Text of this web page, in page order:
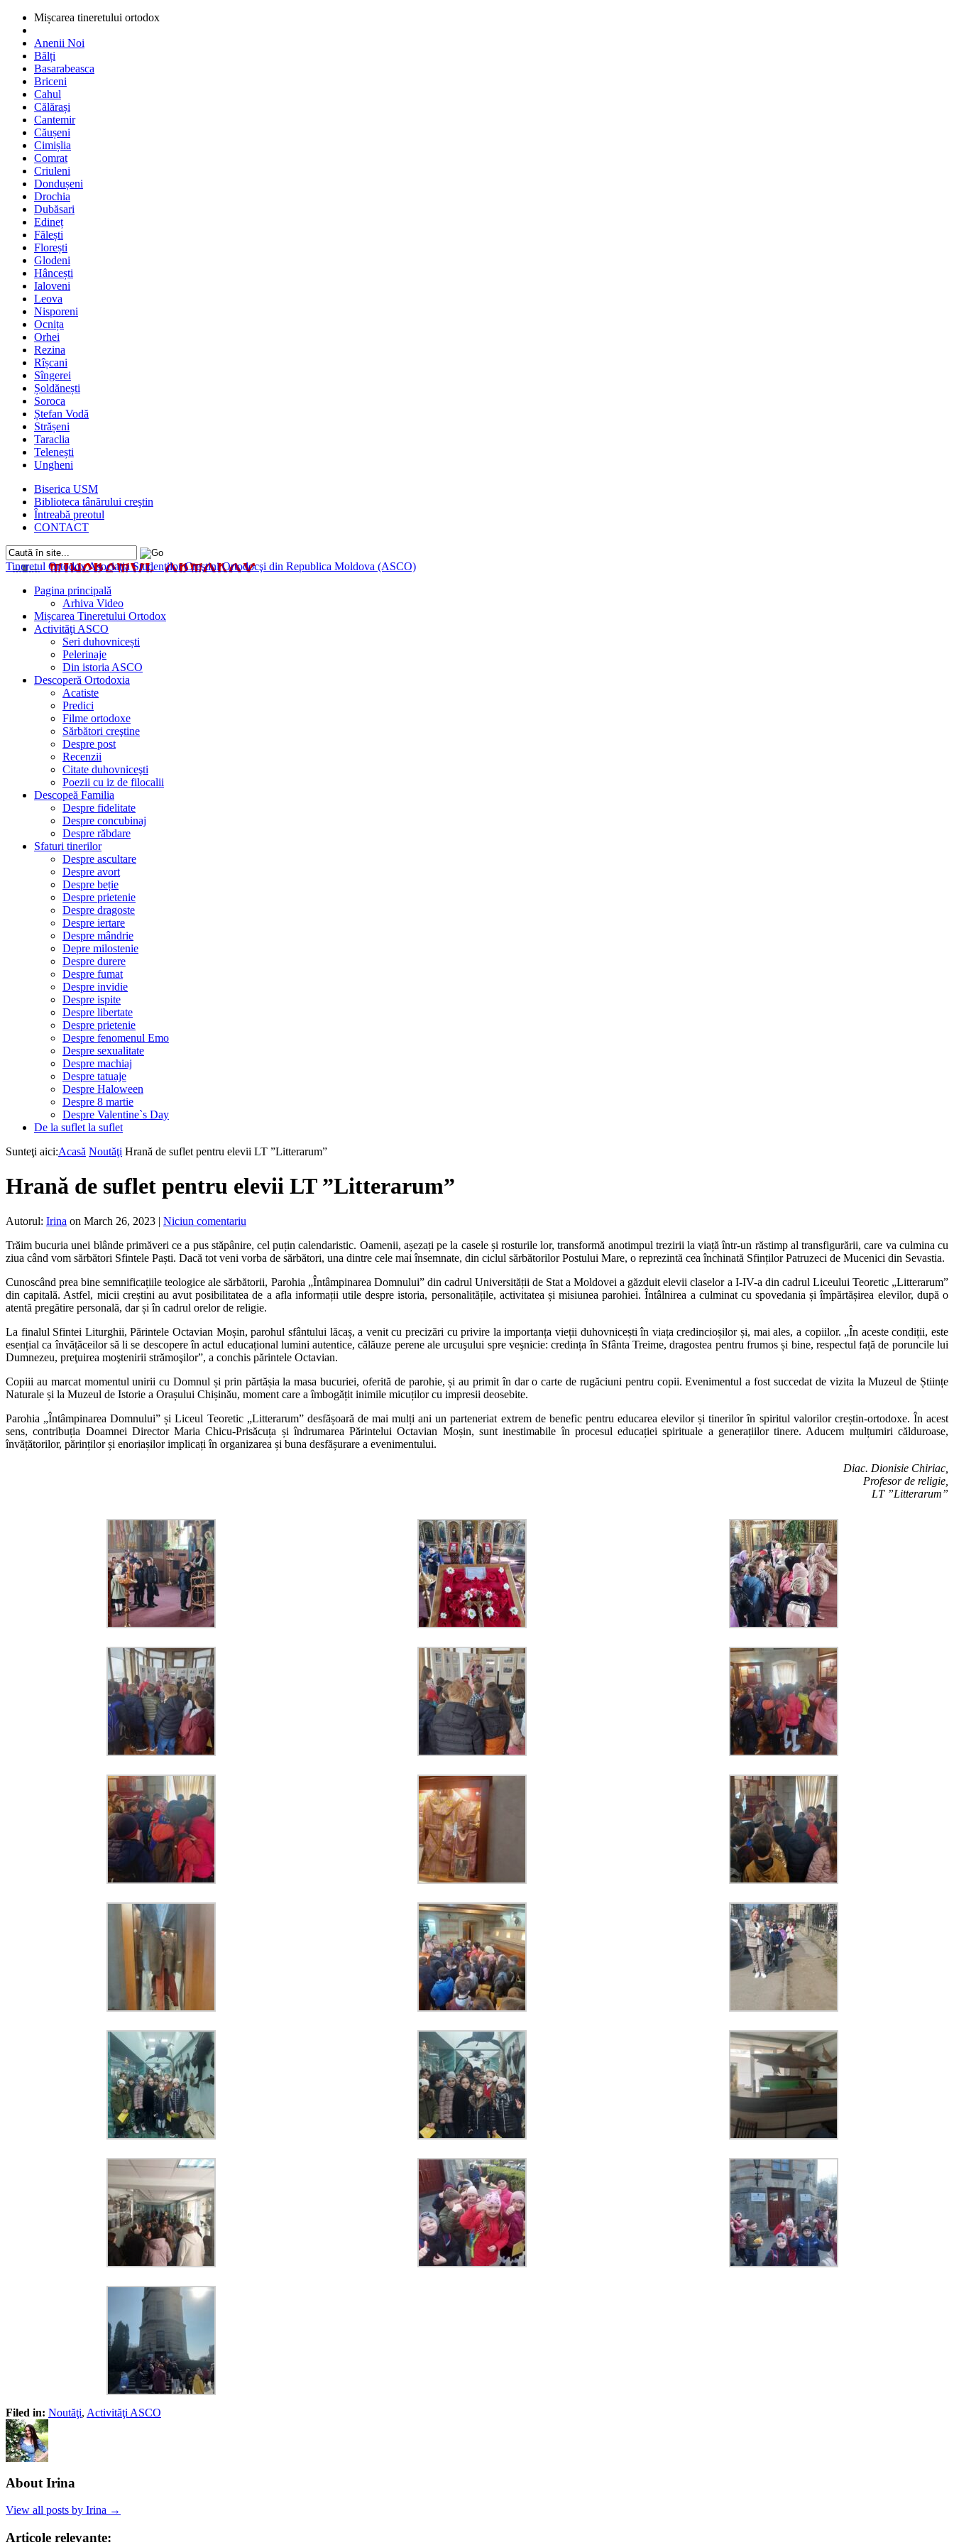
Mișcarea tineretului ortodox
Anenii Noi
Bălți
Basarabeasca
Briceni
Cahul
Călărași
Cantemir
Căușeni
Cimișlia
Comrat
Criuleni
Dondușeni
Drochia
Dubăsari
Edineț
Fălești
Florești
Glodeni
Hâncești
Ialoveni
Leova
Nisporeni
Ocnița
Orhei
Rezina
Rîșcani
Sîngerei
Șoldănești
Soroca
Ștefan Vodă
Strășeni
Taraclia
Telenești
Ungheni
Biserica USM
Biblioteca tânărului creştin
Întreabă preotul
CONTACT
Tineretul OrtodoxAsociaţia Studenţilor Creştini Ortodocşi din Republica Moldova (ASCO)
Pagina principală
Arhiva Video
Mișcarea Tineretului Ortodox
Activităţi ASCO
Seri duhovnicești
Pelerinaje
Din istoria ASCO
Descoperă Ortodoxia
Acatiste
Predici
Filme ortodoxe
Sărbători creştine
Despre post
Recenzii
Citate duhovniceşti
Poezii cu iz de filocalii
Descopeă Familia
Despre fidelitate
Despre concubinaj
Despre răbdare
Sfaturi tinerilor
Despre ascultare
Despre avort
Despre beție
Despre prietenie
Despre dragoste
Despre iertare
Despre mândrie
Depre milostenie
Despre durere
Despre fumat
Despre invidie
Despre ispite
Despre libertate
Despre prietenie
Despre fenomenul Emo
Despre sexualitate
Despre machiaj
Despre tatuaje
Despre Haloween
Despre 8 martie
Despre Valentine`s Day
De la suflet la suflet
Sunteţi aici:Acasă Noutăţi Hrană de suflet pentru elevii LT ”Litterarum”
Hrană de suflet pentru elevii LT ”Litterarum”
Autorul: Irina on March 26, 2023 | Niciun comentariu
Trăim bucuria unei blânde primăveri ce a pus stăpânire, cel puțin calendaristic. Oamenii, așezați pe la casele și rosturile lor, transformă anotimpul trezirii la viață într-un răstimp al transfigurării, care va culmina cu
ziua când vom sărbători Sfintele Paști. Dacă tot veni vorba de sărbători, una dintre cele mai însemnate, din ciclul sărbătorilor Postului Mare, o reprezintă cea închinată Sfinților Patruzeci de Mucenici din Sevastia.
Cunoscând prea bine semnificațiile teologice ale sărbătorii, Parohia „Întâmpinarea Domnului” din cadrul Universității de Stat a Moldovei a găzduit elevii claselor a I-IV-a din cadrul Liceului Teoretic „Litterarum”
din capitală. Astfel, micii creștini au avut posibilitatea de a afla informații utile despre istoria, personalitățile, activitatea și misiunea parohiei. Întâlnirea a culminat cu spovedania și împărtășirea elevilor, după o
atentă pregătire personală, dar și în cadrul orelor de religie.
La finalul Sfintei Liturghii, Părintele Octavian Moșin, parohul sfântului lăcaș, a venit cu precizări cu privire la importanța vieții duhovnicești în viața credincioșilor și, mai ales, a copiilor. „În aceste condiții, este
esențial ca învățăceilor să li se descopere în actul educațional lumini autentice, călăuze perene ale urcuşului spre veşnicie: credința în Sfânta Treime, dragostea pentru frumos și bine, respectul față de poruncile lui
Dumnezeu, preţuirea moştenirii strămoşilor”, a conchis părintele Octavian.
Copiii au marcat momentul unirii cu Domnul și prin părtășia la masa bucuriei, oferită de parohie, și au primit în dar o carte de rugăciuni pentru copii. Evenimentul a fost succedat de vizita la Muzeul de Științe
Naturale și la Muzeul de Istorie a Orașului Chișinău, moment care a îmbogățit inimile micuților cu impresii deosebite.
Parohia „Întâmpinarea Domnului” și Liceul Teoretic „Litterarum” desfășoară de mai mulți ani un parteneriat extrem de benefic pentru educarea elevilor și tinerilor în spiritul valorilor creștin-ortodoxe. În acest
sens, contribuția Doamnei Director Maria Chicu-Prisăcuța și îndrumarea Părintelui Octavian Moșin, sunt inestimabile în procesul educației spirituale a generațiilor tinere. Aducem mulțumiri călduroase,
învățătorilor, părinților și enoriașilor implicați în organizarea și buna desfășurare a evenimentului.
Diac. Dionisie Chiriac,
Profesor de religie,
LT ”Litterarum”
Filed in: Noutăţi, Activităţi ASCO
About Irina
View all posts by Irina →
Articole relevante: